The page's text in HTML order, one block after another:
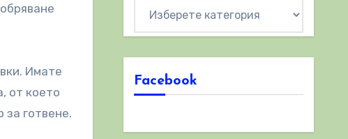
Имате
от което
готвене.
Facebook